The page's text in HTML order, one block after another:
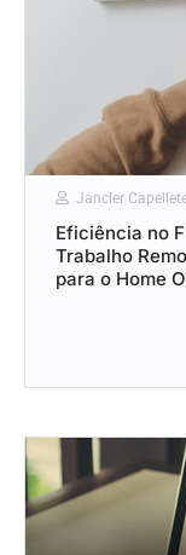
Jancler
Eficiência no
Trabalho
para o Home